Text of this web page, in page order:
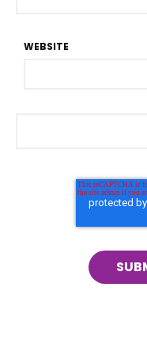
WEBSITE